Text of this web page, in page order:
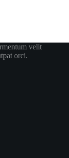
velit
orci.